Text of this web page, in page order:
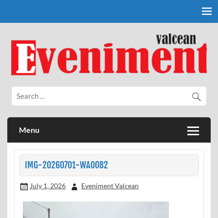
Eveniment Valcean
Menu
IMG-20260701-WA0082
July 1, 2026 Eveniment Valcean